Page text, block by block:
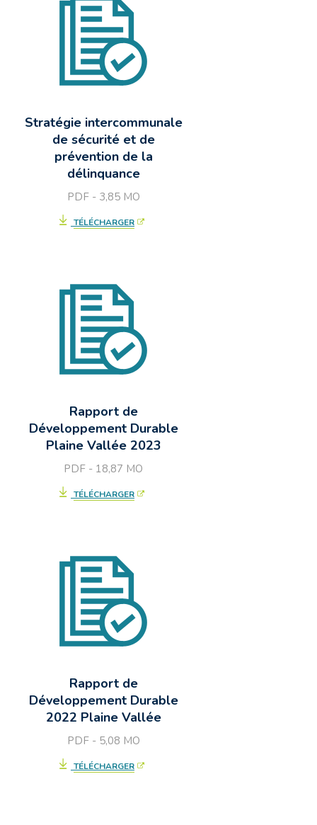
Stratégie intercommunale
de sécurité et de
prévention de la
délinquance
PDF - 3,85 MO
TÉLÉCHARGER
Rapport de
Développement Durable
Plaine Vallée 2023
PDF - 18,87 MO
TÉLÉCHARGER
Rapport de
Développement Durable
2022 Plaine Vallée
PDF - 5,08 MO
TÉLÉCHARGER